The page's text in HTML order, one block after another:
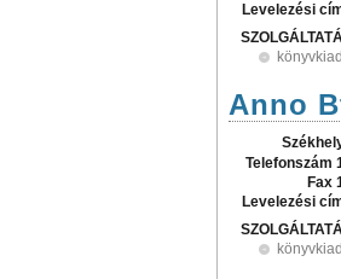
Levelezési
Anno
Telefonszám
Fax
Levelezési